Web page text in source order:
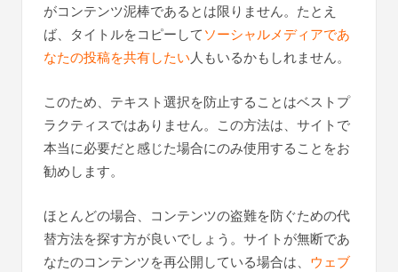
がコンテンツ泥棒であるとは限りません。たとえ
ば、タイトルをコピーしてソーシャルメディアであ
なたの投稿を共有したい人もいるかもしれません。
このため、テキスト選択を防止することはベストプ
ラクティスではありません。この方法は、サイトで
本当に必要だと感じた場合にのみ使用することをお
勧めします。
ほとんどの場合、コンテンツの盗難を防ぐための代
替方法を探す方が良いでしょう。サイトが無断であ
なたのコンテンツを再公開している場合は、 ウェブ